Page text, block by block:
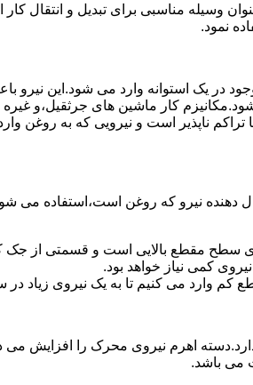
وسیله مناسبی برای تبدیل و انتقال
نمود.
یک استوانه وارد می شود.این نیرو
کار ماشین های جرثقیل،و
ناپذیر است و نیرویی که به روغن
دهنده نیرو که روغن است،استفاده
مقطع بالایی است و قسمتی از جک
کمی نیاز خواهد بود.
کم وارد می کنیم تا به یک نیروی زیاد
اهرم نیروی محرک را افزایش می
می باشد.